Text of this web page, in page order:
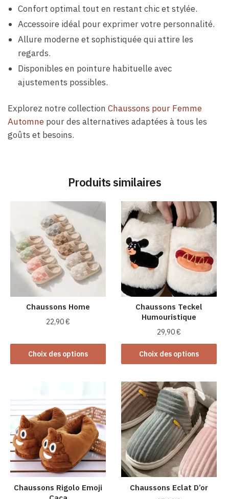
Confort optimal tout en restant chic et stylée.
Accessoire idéal pour exprimer votre personnalité.
Allure moderne et sophistiquée qui attire les
regards.
Disponibles en pointure habituelle avec
ajustements possibles.
Explorez notre collection Chaussons pour Femme
Automne pour des alternatives adaptées à tous les
goûts et besoins.
Produits similaires
Chaussons Home
22,90€
Choix des options
produit
a
options
peuvent
être
choisies
sur
la
page
Chaussons Teckel
Humouristique
29,90€
Choix des options
Ce
produit
plusieurs
variations.
Les
options
peuvent
être
choisies
sur
la
Chaussons Rigolo Emoji
Chaussons Eclat D’or